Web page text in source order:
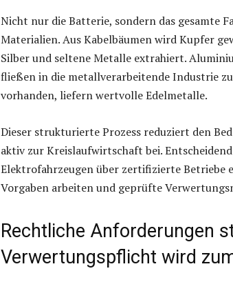
Nicht nur die Batterie, sondern das gesamte
Materialien. Aus Kabelbäumen wird Kupfer
Silber und seltene Metalle extrahiert.
fließen in die metallverarbeitende Industrie
vorhanden, liefern wertvolle Edelmetalle.
Dieser strukturierte Prozess reduziert den
aktiv zur Kreislaufwirtschaft bei.
Elektrofahrzeugen über zertifizierte Betriebe
Vorgaben arbeiten und geprüfte
Rechtliche Anforderungen
Verwertungspflicht wird